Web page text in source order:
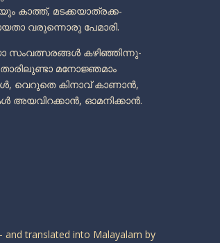
കാത്ത്, മടക്കയാത്രക്ക-
വരുന്നൊരു പേമാരി.
കഴിഞ്ഞിന്നു-
മനോജ്ഞമാം
വെറുതെ കിനാവ് കാണാൻ,
അയവിറക്കാൻ, ഓമനിക്കാൻ.
and translated into Malayalam by